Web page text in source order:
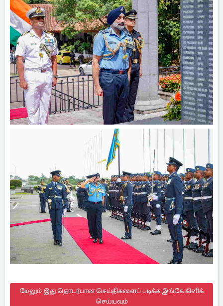
மேலும் இது தொடர்பான செய்திகளைப் படிக்க இங்கே கிளிக்
செய்யவும்